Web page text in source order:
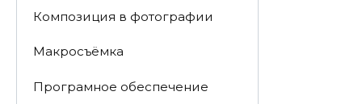
Композиция в фотографии
Макросъёмка
Програмное обеспечение